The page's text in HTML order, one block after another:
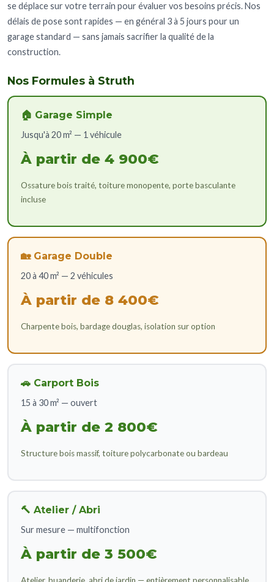
se déplace sur votre terrain pour évaluer vos besoins précis. Nos
délais de pose sont rapides — en général 3 à 5 jours pour un
garage standard — sans jamais sacrifier la qualité de la
construction.
Nos Formules à Struth
🏠 Garage Simple
Jusqu'à 20 m² — 1 véhicule
À partir de 4 900€
Ossature bois traité, toiture monopente, porte basculante
incluse
🏡 Garage Double
20 à 40 m² — 2 véhicules
À partir de 8 400€
Charpente bois, bardage douglas, isolation sur option
🚗 Carport Bois
15 à 30 m² — ouvert
À partir de 2 800€
Structure bois massif, toiture polycarbonate ou bardeau
🔨 Atelier / Abri
Sur mesure — multifonction
À partir de 3 500€
Atelier, buanderie, abri de jardin — entièrement personnalisable